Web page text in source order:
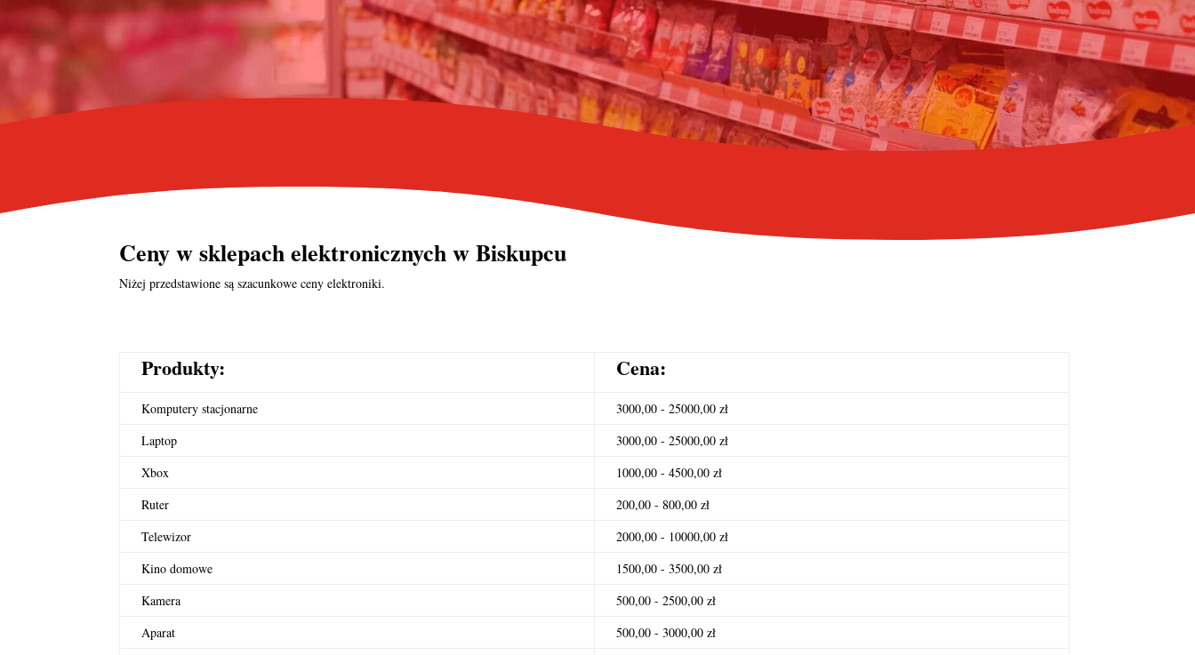
Ceny wsklepach elektronicznychw Biskupcu
Niżej przedstawione są szacunkowe ceny elektroniki.
Produkty: Cena:
Komputery stacjonarne
3000,00 - 25000,00 zł
Laptop
3000,00 - 25000,00 zł
Xbox
1000,00 - 4500,00 zł
Ruter
200,00 - 800,00 zł
Telewizor
2000,00 - 10000,00 zł
Kino domowe
1500,00 - 3500,00 zł
Kamera
500,00 - 2500,00 zł
Aparat
500,00 - 3000,00 zł